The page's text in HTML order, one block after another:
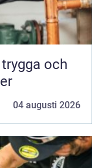
och
04 augusti 2026